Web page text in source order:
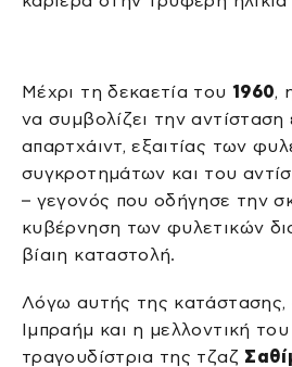
Μέχρι τη δεκαετία του 1960,
να συμβολίζει την αντίσταση
απαρτχάιντ, εξαιτίας των
συγκροτημάτων και του
– γεγονός που οδήγησε την
κυβέρνηση των φυλετικών
βίαιη καταστολή.
Λόγω αυτής της κατάστασης,
Ιμπραήμ και η μελλοντική
τραγουδίστρια της τζαζ